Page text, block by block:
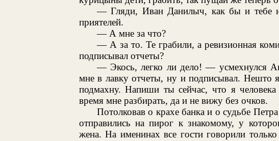
— Гляди, Иван Данилыч, как бы и тебе
приятелей.
— А мне за что?
— А за то. Те грабили, а ревизионная
подписывал отчеты?
— Экось, легко ли дело! — усмехнулся
мне в лавку отчеты, ну и подписывал.
подмахну. Напиши ты сейчас, что я
время мне разбирать, да и не вижу без очков.
Потолковав о крахе банка и о судьбе
отправились на пирог к знакомому, у
жена. На именинах все гости говорили